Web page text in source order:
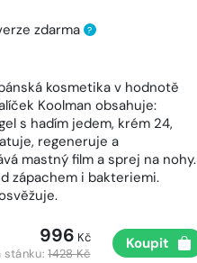
zdarma ?
kosmetika v hodnotě
Koolman obsahuje:
s hadím jedem, krém 24,
regeneruje a
mastný film a sprej na nohy.
zápachem i bakteriemi.
996 Kč
stánku:1428 Kč
Koupit